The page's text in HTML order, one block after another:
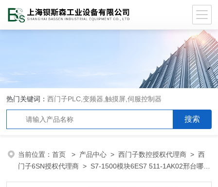
热门关键词：西门子PLC,变频器,触摸屏,伺服控制器
当前位置：首页 > 产品中心 >西门子数控授权代理商 >西
门子6SN授权代理商 > S7-1500模块6ES7 511-1AK02邢台哪里